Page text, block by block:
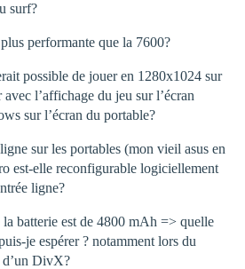
surf?
performante que la 7600?
possible de jouer en 1280x1024 sur
l’affichage du jeu sur l’écran
sur l’écran du portable?
sur les portables (mon vieil asus en
est-elle reconfigurable logiciellement
ligne?
la batterie est de 4800 mAh => quelle
je espérer ? notamment lors du
DivX?